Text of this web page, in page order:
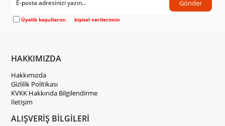
Gönder
Üyelik koşullarını vekişisel verilerimin
HAKKIMIZDA
Hakkımızda
Gizlilik Politikası
KVKK Hakkında Bilgilendirme
İletişim
ALIŞVERİŞ BİLGİLERİ